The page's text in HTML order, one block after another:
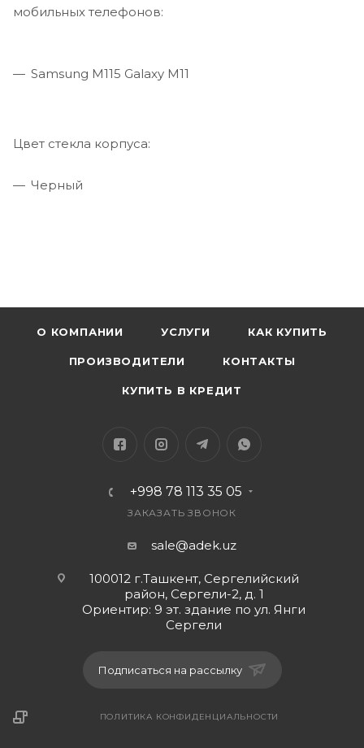
мобильных телефонов:
Samsung M115 Galaxy M11
Цвет стекла корпуса:
Черный
О КОМПАНИИ УСЛУГИ КАК КУПИТЬ
ПРОИЗВОДИТЕЛИ КОНТАКТЫ
КУПИТЬ В КРЕДИТ
+998 78 113 35 05
ЗАКАЗАТЬ ЗВОНОК
sale@adek.uz
100012 г.Ташкент, Сергелийский
район, Сергели-2, д. 1
Ориентир: 9 эт. здание по ул. Янги
Сергели
Подписаться на рассылку
ПОЛИТИКА КОНФИДЕНЦИАЛЬНОСТИ